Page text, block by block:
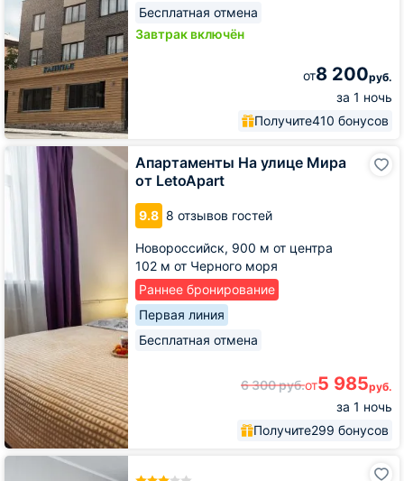
Бесплатная отмена
Завтрак включён
от8 200руб.
за 1 ночь
Получите410 бонусов
Апартаменты На улице Мира
от LetoApart
9.8 8 отзывов гостей
Новороссийск, 900 м от центра
102 м от Черного моря
Раннее бронирование
Первая линия
Бесплатная отмена
6 300руб.от5 985руб.
за 1 ночь
Получите299 бонусов
Апартаменты
улице
LetoApart
Отель